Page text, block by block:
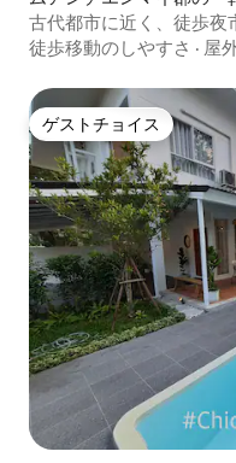
古代都市に近く、徒歩夜
ールガーデンヴィラ
徒歩移動のしやすさ · 屋
ゲストチョイス
ゲストチョイス